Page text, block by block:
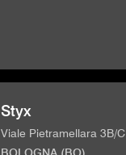
Styx
Viale Pietramellara 3B/C
BOLOGNA (BO)